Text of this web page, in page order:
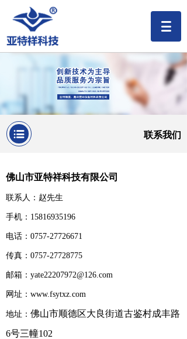
联系我们
联系人：赵先生
手机：15816935196
电话：0757-27726671
传真：0757-27728775
邮箱：yate22207972@126.com
网址：www.fsytxz.com
地址： 佛山市顺德区大良街道古鉴村成丰路
6号三幢102
佛山市亚特祥科技有限公司